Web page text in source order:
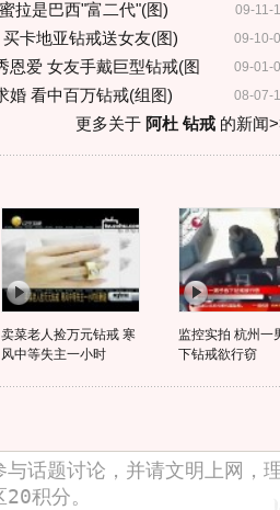
09-11-
拉是巴西"富二代"(图)
09-10-
卡地亚钻戒送女友(图)
09-01-
恩爱 女友手戴巨型钻戒(图
08-07-
婚 看中百万钻戒(组图)
更多关于 阿杜 钻戒的新闻
卖菜老人捡万元钻戒 寒
风中等失主一小时
监控实拍 杭州一
下钻戒欲行窃